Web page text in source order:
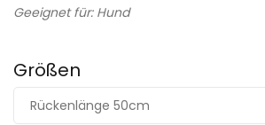
Geeignet für: Hund
Größen
Rückenlänge 50cm